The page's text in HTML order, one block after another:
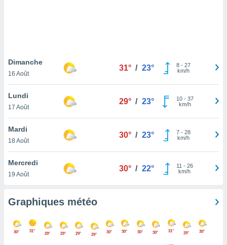
pas
de
à
cas,
que
sur le
ne
Dimanche
16 Août
31° / 23° 8- 27
km/h
Lundi
17 Août
29° / 23° 10- 37
km/h
Mardi
18 Août
30° / 23° 7- 28
km/h
Mercredi
19 Août
30° / 22° 11 - 26
km/h
Graphiques météo
30° 31°
29° 29° 29° 29°
30° 30° 30° 30° 31° 29° 30°